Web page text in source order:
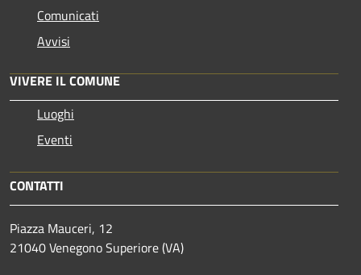
Comunicati
Avvisi
VIVERE IL COMUNE
Luoghi
Eventi
CONTATTI
Piazza Mauceri, 12
21040 Venegono Superiore (VA)